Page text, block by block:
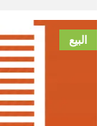
البيع